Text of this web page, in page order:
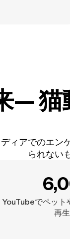
— 猫
ィアでのエン
られない
YouTubeでペット
再